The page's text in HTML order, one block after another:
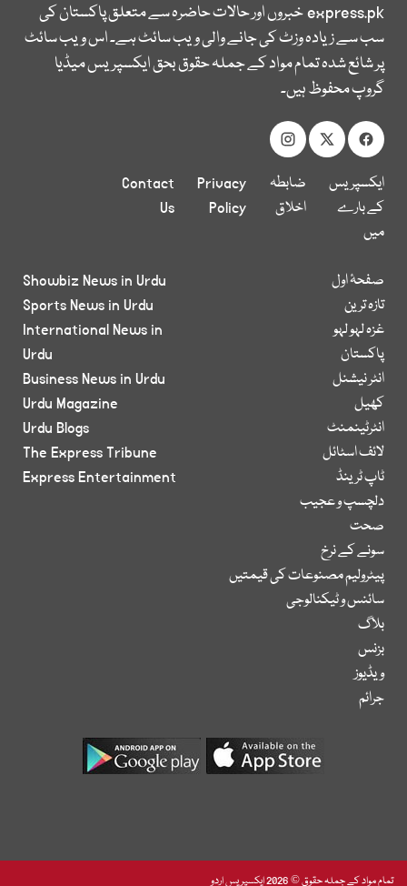
express.pkخبروں اور حالات حاضرہ سے متعلق پاکستان کی
سب سے زیادہ وزٹ کی جانے والی ویب سائٹ ہے۔ اس ویب سائٹ
پر شائع شدہ تمام مواد کے جملہ حقوق بحق ایکسپریس میڈیا
گروپ محفوظ ہیں۔
ایکسپریس
کے بارے
میں
ضابطہ
اخلاق
Privacy
Policy
Contact
Us
صفحۂ اول
تازہ ترین
غزہ لہو لہو
پاکستان
انٹر نیشنل
کھیل
انٹرٹینمنٹ
لائف اسٹائل
ٹاپ ٹرینڈ
دلچسپ و عجیب
صحت
سونے کے نرخ
پیٹرولیم مصنوعات کی قیمتیں
سائنس و ٹیکنالوجی
بلاگ
بزنس
ویڈیوز
جرائم
Showbiz News in Urdu
Sports News in Urdu
International News in
Urdu
Business News in Urdu
Urdu Magazine
Urdu Blogs
The Express Tribune
Express Entertainment
تمام مواد کے جملہ حقوق © 2026 ایکسپریس اردو